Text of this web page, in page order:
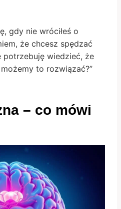
gdy nie wróciłeś o
że chcesz spędzać
potrzebuję wiedzieć, że
to rozwiązać?”
– co mówi